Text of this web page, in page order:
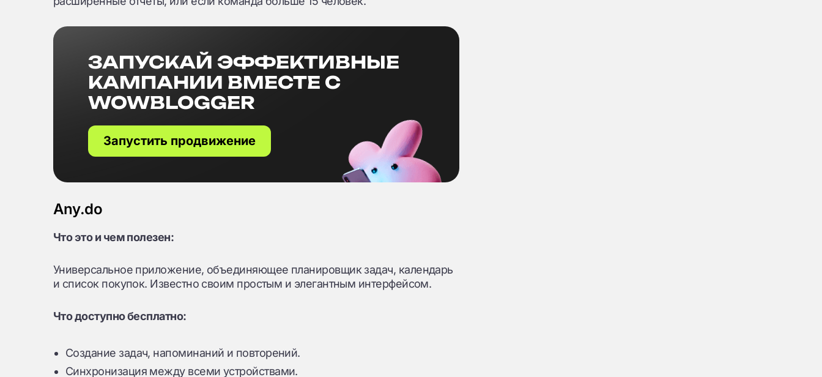
ЗАПУСКАЙ ЭФФЕКТИВНЫЕ
КАМПАНИИ ВМЕСТЕ С
WOWBLOGGER
Запустить продвижение
Any.do
Что это и чем полезен:
Универсальное приложение, объединяющее планировщик задач, календарь
и список покупок. Известно своим простым и элегантным интерфейсом.
Что доступно бесплатно:
Создание задач, напоминаний и повторений.
Синхронизация между всеми устройствами.